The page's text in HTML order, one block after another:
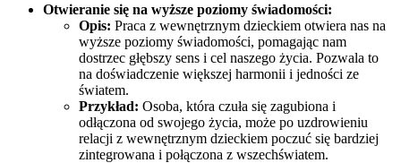
Otwieranie się na wyższe poziomy świadomości:
Opis: Praca z wewnętrznym dzieckiem otwiera nas na
wyższe poziomy świadomości, pomagając nam
dostrzec głębszy sens i cel naszego życia. Pozwala to
na doświadczenie większej harmonii i jedności ze
światem.
Przykład: Osoba, która czuła się zagubiona i
odłączona od swojego życia, może po uzdrowieniu
relacji z wewnętrznym dzieckiem poczuć się bardziej
zintegrowana i połączona z wszechświatem.